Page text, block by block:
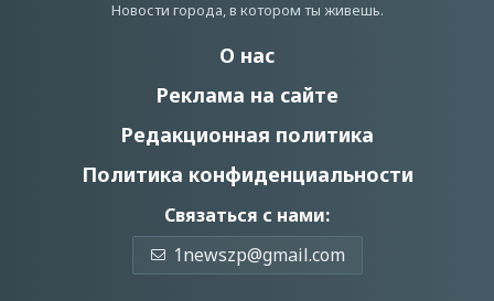
Новости города, в котором ты живешь.
О нас
Реклама на сайте
Редакционная политика
Политика конфиденциальности
Связаться с нами:
1newszp@gmail.com